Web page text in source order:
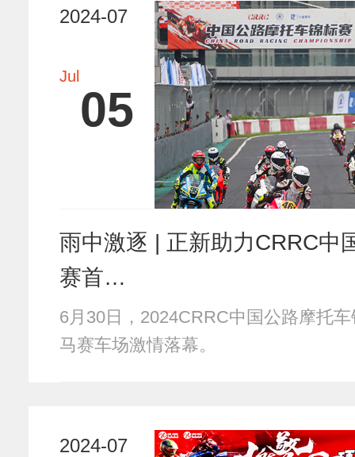
2024-07
Jul
05
雨中激逐 | 正新助力CRRC中
赛首…
6月30日，2024CRRC中国公路摩托
马赛车场激情落幕。
2024-07